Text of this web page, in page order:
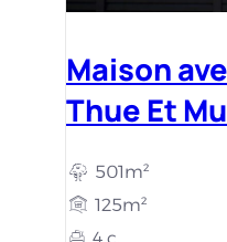
Maison
Thue Et
501m²
125m²
4 c.